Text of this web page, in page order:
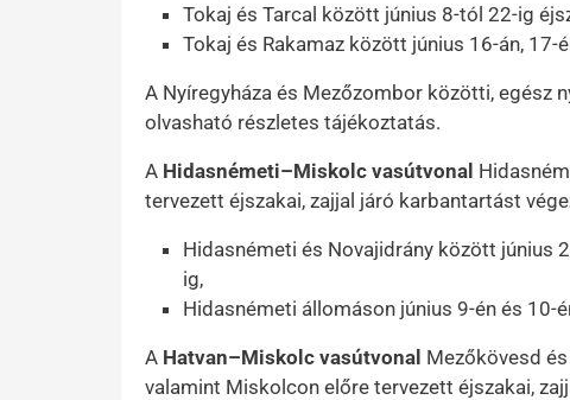
Tokaj és Tarcal között június 8-tól 22-ig
Tokaj és Rakamaz között június 16-án,
A Nyíregyháza és Mezőzombor közötti, egész
olvasható részletes tájékoztatás.
A Hidasnémeti–Miskolc vasútvonal
tervezett éjszakai, zajjal járó karbantartást
Hidasnémeti és Novajidrány között június
ig,
Hidasnémeti állomáson június 9-én és 10-
A Hatvan–Miskolc vasútvonal Mezőkövesd
valamint Miskolcon előre tervezett éjszakai,